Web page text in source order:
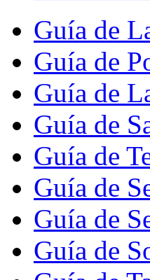
Guía de
Guía de
Guía de
Guía de
Guía de
Guía de
Guía de
Guía de